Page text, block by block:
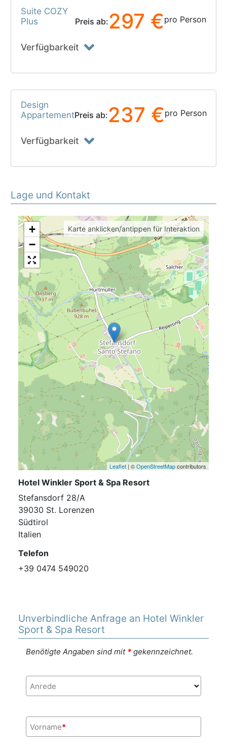
Suite COZY
Plus
Preis ab:297 €pro Person
Verfügbarkeit
Design
AppartementPreis ab:237 €pro Person
Verfügbarkeit
Lage und Kontakt
+
−
Leaflet | ©OpenStreetMapcontributors
Karte anklicken/antippen für Interaktion
Hotel Winkler Sport & Spa Resort
Stefansdorf 28/A
39030 St. Lorenzen
Südtirol
Italien
Telefon
+39 0474 549020
Unverbindliche Anfrage an Hotel Winkler
Sport & Spa Resort
Benötigte Angaben sind mit *gekennzeichnet.
Anrede
Vorname*